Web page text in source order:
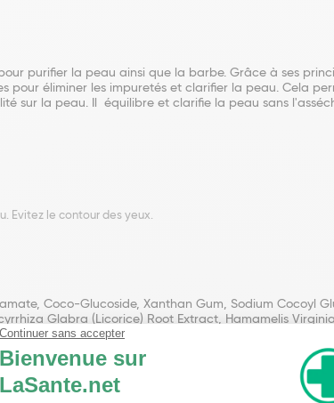
purifier la peau ainsi que la barbe. Grâce à ses
pour éliminer les impuretés et clarifier la peau. Cela
sur la peau. Il équilibre et clarifie la peau sans
Evitez le contour des yeux.
Coco-Glucoside, Xanthan Gum, Sodium Cocoyl
Glabra (Licorice) Root Extract, Hamamelis
Citrate, Ascorbyl Palmitate, Limonene*, Linalool*,